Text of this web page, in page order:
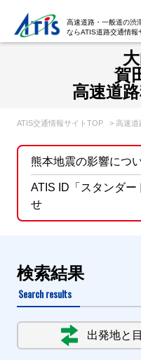
高速道路・一般道の渋
ならATIS道路交通情報
賀
高速道
ATIS交通情報サイトTOP > 高速道
熊本地震の影響につ
ATIS ID「スタンダー
せ
検索結果
Search results
出発地と